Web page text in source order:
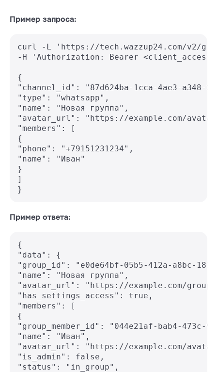
Пример запроса:
curl -L 'https://tech.wazzup24.com/v2/
-H 'Authorization: Bearer
{
"channel_id": "87d624ba-1cca-4ae3-a348-
"type": "whatsapp",
"name": "Новая группа",
"avatar_url": "https://example.com/
"members": [
{
"phone": "+79151231234",
"name": "Иван"
}
]
Пример ответа:
{
"data": {
"group_id": "e0de64bf-05b5-412a-a8bc-
"name": "Новая группа",
"avatar_url": "https://example.com/
"has_settings_access": true,
"members": [
{
"group_member_id": "044e21af-bab4-473c-
"name": "Иван",
"avatar_url": "https://example.com/
"is_admin": false,
"status": "in_group",